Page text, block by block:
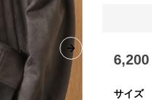
Next slide 6,200
サイズ